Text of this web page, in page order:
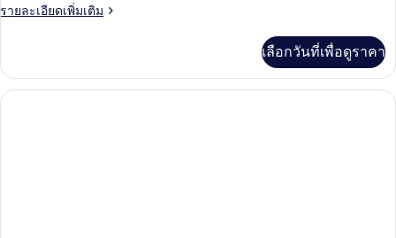
คิว
รายละเอียดเพิ่มเติม
ราย
เกี่ยว
กับ
ห้อง
เลือกวันที่เพื่อดูราคา